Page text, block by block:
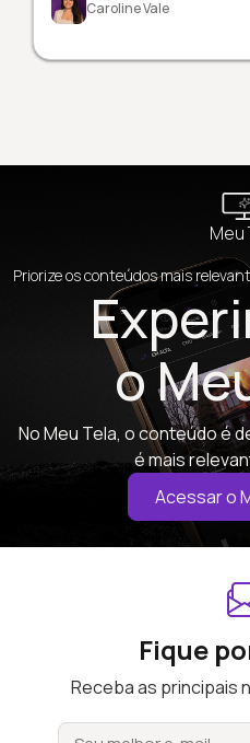
Caroline Vale
Meu
Priorize os conteúdos mais
o
No Meu Tela, o conteúdo é
é mais
Acessar o
Fique
Receba as principais